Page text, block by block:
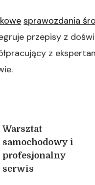
sprawozdania
przepisy z
z
Warsztat
samochodowy i
profesjonalny
serwis